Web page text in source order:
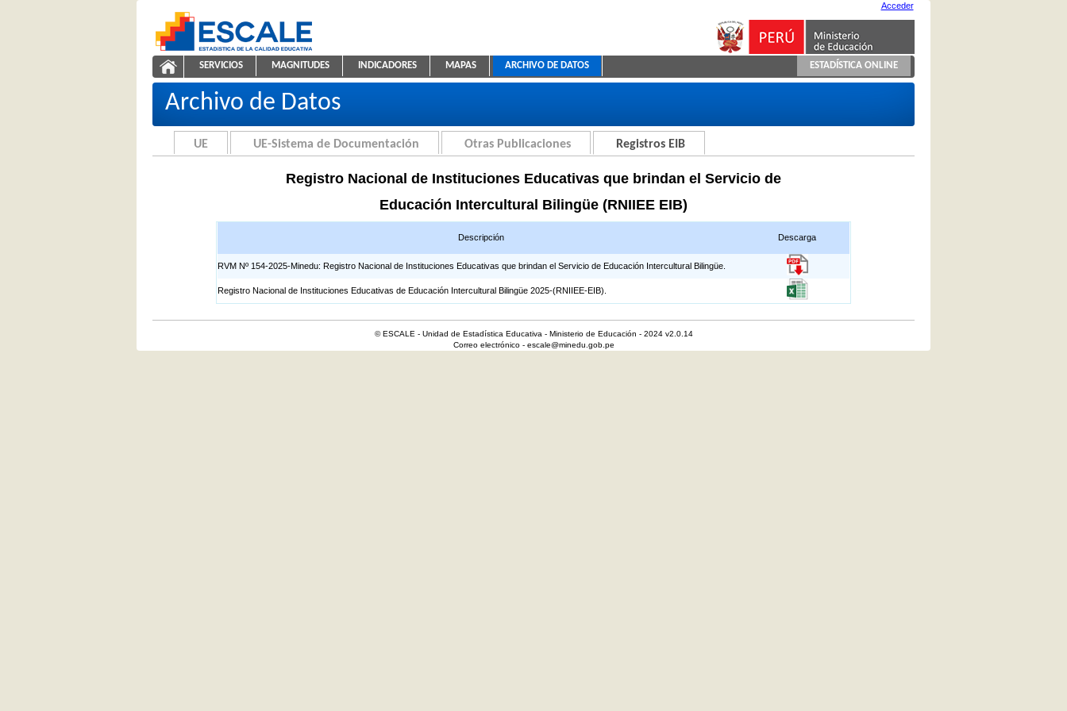
ESCALE - Unidad de Estadística Educativa
Registros EIB
Acceder
NAVEGACIÓN
SERVICIOS MAGNITUDES INDICADORES MAPAS ARCHIVO DE DATOS ESTADÍSTICA ONLINE
Archivo de Datos
UE UE-Sistema de Documentación Otras Publicaciones Registros EIB
Registro Nacional de Instituciones Educativas que brindan el Servicio de
Educación Intercultural Bilingüe (RNIIEE EIB)
Descripción Descarga
RVM Nº 154-2025-Minedu: Registro Nacional de Instituciones Educativas que brindan el Servicio de Educación Intercultural Bilingüe.
Registro Nacional de Instituciones Educativas de Educación Intercultural Bilingüe 2025-(RNIIEE-EIB).
© ESCALE - Unidad de Estadística Educativa - Ministerio de Educación - 2024 v2.0.14
Correo electrónico - escale@minedu.gob.pe